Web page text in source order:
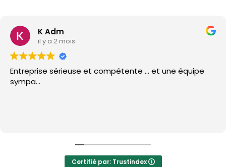
K Adm
il y a 2 mois
Entreprise sérieuse et compétente ... et une équipe
sympa...
Certifié par: Trustindex